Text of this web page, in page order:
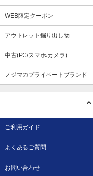
WEB限定クーポン
アウトレット掘り出し物
中古(PC/スマホ/カメラ)
ノジマのプライベートブランド
ご利用ガイド
よくあるご質問
お問い合わせ